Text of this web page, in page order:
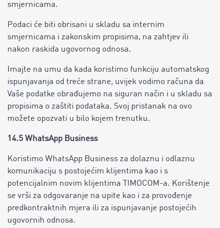
smjernicama.
Podaci će biti obrisani u skladu sa internim
smjernicama i zakonskim propisima, na zahtjev ili
nakon raskida ugovornog odnosa.
Imajte na umu da kada koristimo funkciju automatskog
ispunjavanja od treće strane, uvijek vodimo računa da
Vaše podatke obrađujemo na siguran način i u skladu sa
propisima o zaštiti podataka. Svoj pristanak na ovo
možete opozvati u bilo kojem trenutku.
14.5 WhatsApp Business
Koristimo WhatsApp Business za dolaznu i odlaznu
komunikaciju s postojećim klijentima kao i s
potencijalnim novim klijentima TIMOCOM-a. Korištenje
se vrši za odgovaranje na upite kao i za provođenje
predkontraktnih mjera ili za ispunjavanje postojećih
ugovornih odnosa.